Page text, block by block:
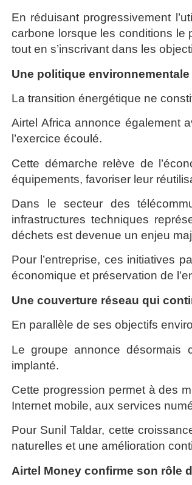
En réduisant progressivement
carbone lorsque les conditions le
tout en s’inscrivant dans les
Une politique
La transition énergétique ne
Airtel Africa annonce également
l’exercice écoulé.
Cette démarche relève de
équipements, favoriser leur
Dans le secteur des
infrastructures techniques
déchets est devenue un enjeu
Pour l’entreprise, ces initiatives
économique et préservation de
Une couverture réseau qui
En parallèle de ses objectifs
Le groupe annonce désormais
implanté.
Cette progression permet à des
Internet mobile, aux services
Pour Sunil Taldar, cette
naturelles et une amélioration
Airtel Money confirme son rôle